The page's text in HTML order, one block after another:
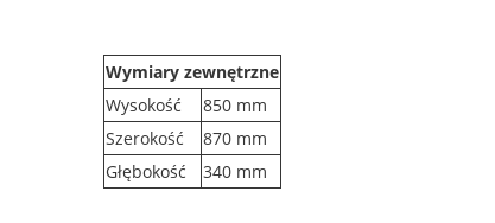
Wymiary zewnętrzne
Wysokość
850 mm
Szerokość
870 mm
Głębokość
340 mm